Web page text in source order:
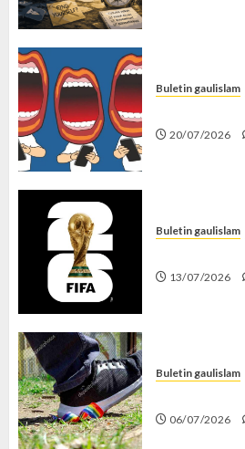
Buletin gaulislam
20/07/2026
Buletin gaulislam
13/07/2026
Buletin gaulislam
06/07/2026